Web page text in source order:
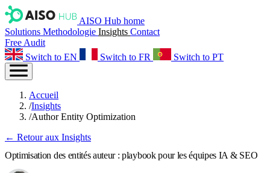
AISO Hub home
Solutions Methodologie Insights Contact
Free Audit
Switch to EN
Switch to FR Switch to PT
Accueil
/Insights
/Author Entity Optimization
← Retour aux Insights
Optimisation des entités auteur : playbook pour les équipes IA & SEO